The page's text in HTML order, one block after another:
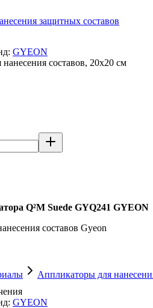
защитных составов
GYEON
составов, 20х20 см
Q²M Suede GYQ241 GYEON
составов Gyeon
Аппликаторы для
GYEON